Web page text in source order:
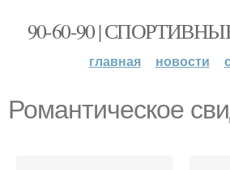
90-60-90 |
главная новости
Романтическое